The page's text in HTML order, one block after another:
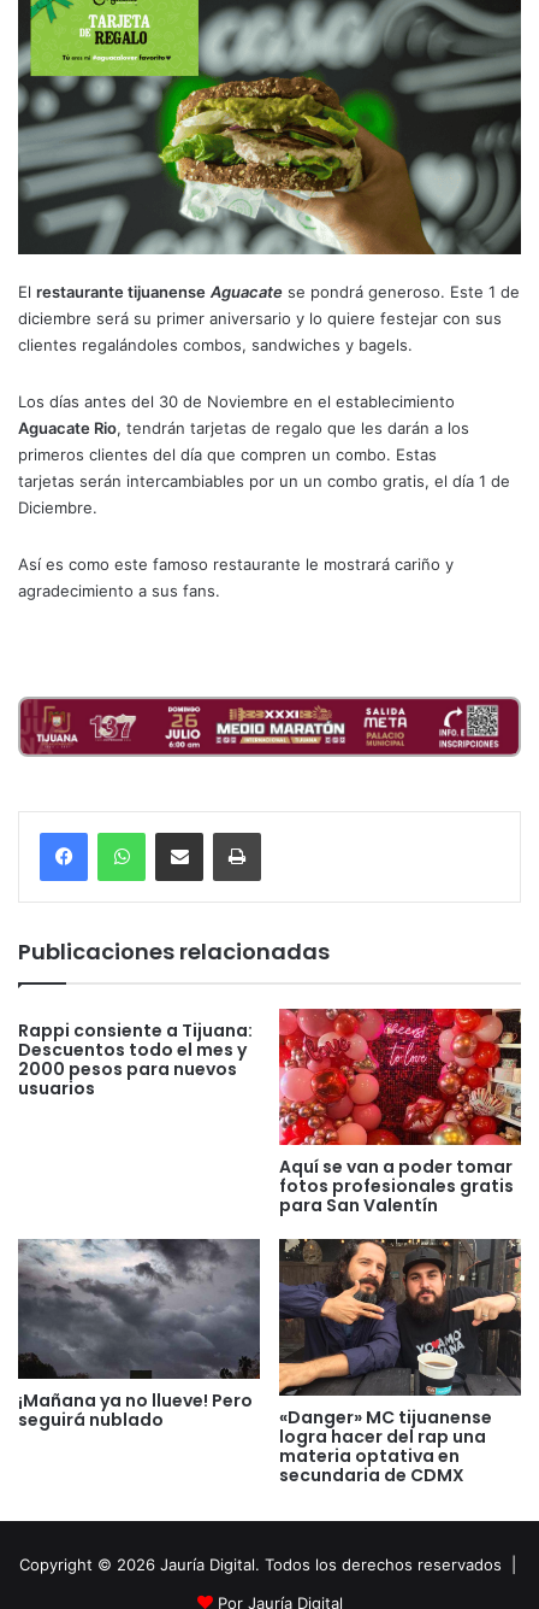
El restaurante tijuanense Aguacate se pondrá generoso. Este 1 de
diciembre será su primer aniversario y lo quiere festejar con sus
clientes regalándoles combos, sandwiches y bagels.
Los días antes del 30 de Noviembre en el establecimiento
Aguacate Rio, tendrán tarjetas de regalo que les darán a los
primeros clientes del día que compren un combo. Estas
tarjetas serán intercambiables por un un combo gratis, el día 1 de
Diciembre.
Así es como este famoso restaurante le mostrará cariño y
agradecimiento a sus fans.
Compartir por correo electrónicoImprimir
Publicaciones relacionadas
Rappi consiente a Tijuana:
Descuentos todo el mes y
2000 pesos para nuevos
usuarios
Aquí se van a poder tomar
fotos profesionales gratis
para San Valentín
¡Mañana ya no llueve! Pero
seguirá nublado
«Danger» MC tijuanense
logra hacer del rap una
materia optativa en
secundaria de CDMX
Copyright © 2026 Jauría Digital. Todos los derechos reservados |
Por Jauría Digital